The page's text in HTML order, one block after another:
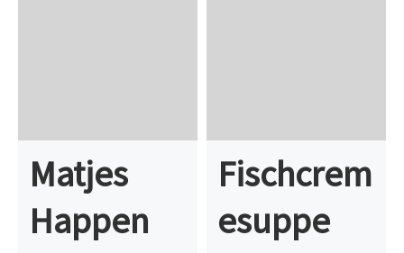
Matjes
Happen
Fischcrem
esuppe